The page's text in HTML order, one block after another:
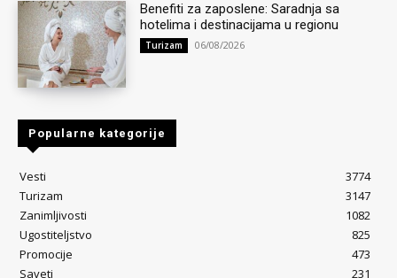
Benefiti za zaposlene: Saradnja sa
hotelima i destinacijama u regionu
Turizam 06/08/2026
Popularne kategorije
Vesti
3774
Turizam
3147
Zanimljivosti
1082
Ugostiteljstvo
825
Promocije
473
Saveti
231